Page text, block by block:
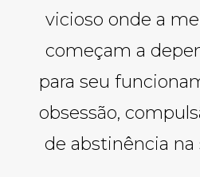
vicioso onde a
começam a
para seu
obsessão,
de abstinência na